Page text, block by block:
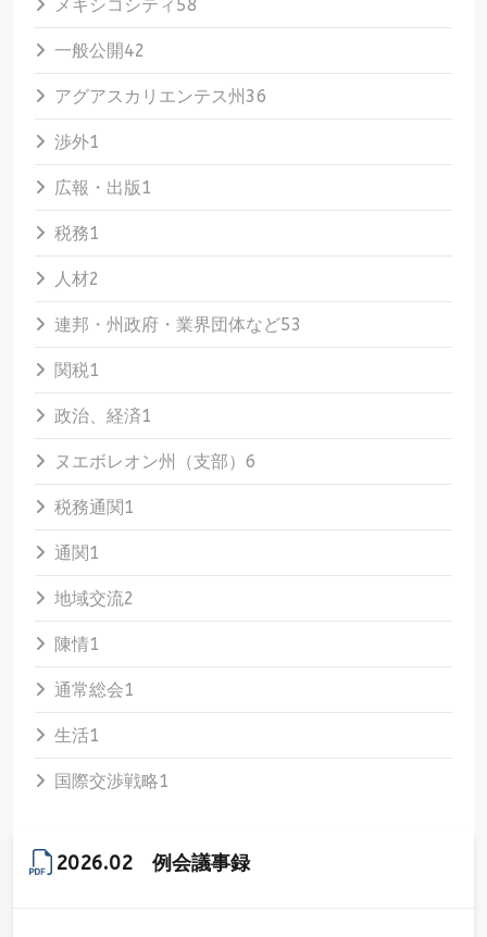
メキシコシティ 58
一般公開42
アグアスカリエンテス州 36
渉外1
広報・出版1
税務1
人材2
連邦・州政府・業界団体など53
関税1
政治、経済1
ヌエボレオン州（支部） 6
税務通関1
通関1
地域交流2
陳情1
通常総会1
生活1
国際交渉戦略1
2026.02 例会議事録